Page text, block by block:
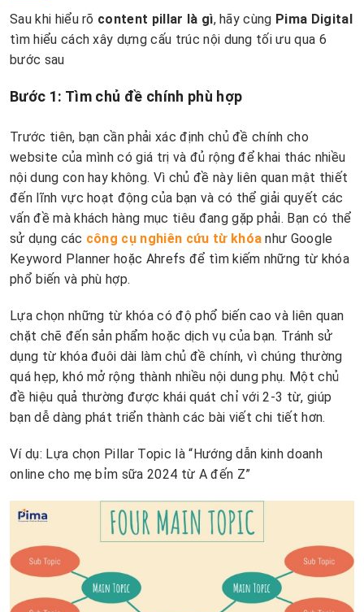
Sau khi hiểu rõ content pillar là gì, hãy cùng Pima Digital
tìm hiểu cách xây dựng cấu trúc nội dung tối ưu qua 6
bước sau
Bước 1: Tìm chủ đề chính phù hợp
Trước tiên, bạn cần phải xác định chủ đề chính cho
website của mình có giá trị và đủ rộng để khai thác nhiều
nội dung con hay không. Vì chủ đề này liên quan mật thiết
đến lĩnh vực hoạt động của bạn và có thể giải quyết các
vấn đề mà khách hàng mục tiêu đang gặp phải. Bạn có thể
sử dụng các công cụ nghiên cứu từ khóa như Google
Keyword Planner hoặc Ahrefs để tìm kiếm những từ khóa
phổ biến và phù hợp.
Lựa chọn những từ khóa có độ phổ biến cao và liên quan
chặt chẽ đến sản phẩm hoặc dịch vụ của bạn. Tránh sử
dụng từ khóa đuôi dài làm chủ đề chính, vì chúng thường
quá hẹp, khó mở rộng thành nhiều nội dung phụ. Một chủ
đề hiệu quả thường được khái quát chỉ với 2-3 từ, giúp
bạn dễ dàng phát triển thành các bài viết chi tiết hơn.
Ví dụ: Lựa chọn Pillar Topic là “Hướng dẫn kinh doanh
online cho mẹ bỉm sữa 2024 từ A đến Z”